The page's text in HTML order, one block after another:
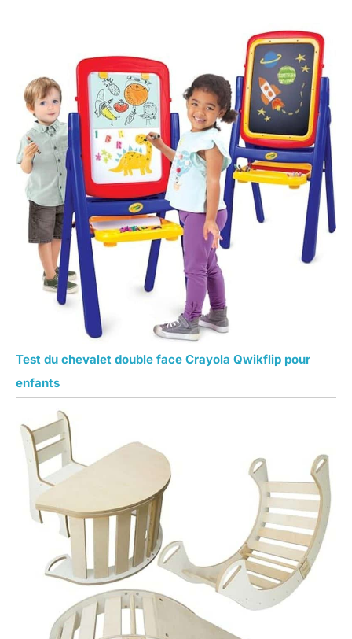
Test du chevalet double face Crayola Qwikflip pour
enfants